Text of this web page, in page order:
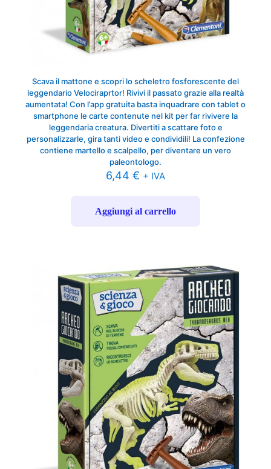
Scava il mattone e scopri lo scheletro fosforescente del
leggendario Velociraprtor! Rivivi il passato grazie alla realtà
aumentata! Con l’app gratuita basta inquadrare con tablet o
smartphone le carte contenute nel kit per far rivivere la
leggendaria creatura. Divertiti a scattare foto e
personalizzarle, gira tanti video e condividili! La confezione
contiene martello e scalpello, per diventare un vero
paleontologo.
6,44 € + IVA
Aggiungi al carrello